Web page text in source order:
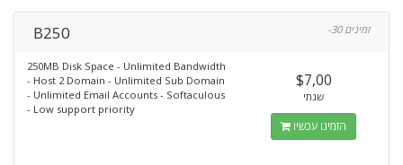
B250 -30 זמינים
250MB Disk Space - Unlimited Bandwidth
- Host 2 Domain - Unlimited Sub Domain
- Unlimited Email Accounts - Softaculous
- Low support priority
$7,00
שנתי
הזמינו עכשיו